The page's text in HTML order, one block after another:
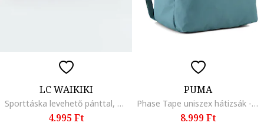
LC WAIKIKI
Sporttáska levehető pánttal, Fekete
4.995 Ft
PUMA
Phase Tape uniszex hátizsák - 20 l, Fekete/Perzsazöld
8.999 Ft